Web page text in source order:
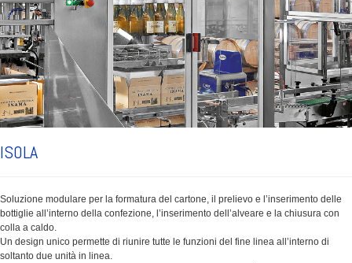
ISOLA
Soluzione modulare per la formatura del cartone, il prelievo e l’inserimento delle
bottiglie all’interno della confezione, l’inserimento dell’alveare e la chiusura con
colla a caldo.
Un design unico permette di riunire tutte le funzioni del fine linea all’interno di
soltanto due unità in linea.